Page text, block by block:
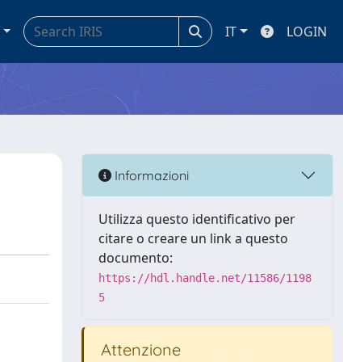
IT LOGIN
Informazioni
Utilizza questo identificativo per
citare o creare un link a questo
documento:
https://hdl.handle.net/11586/1198
5
Attenzione